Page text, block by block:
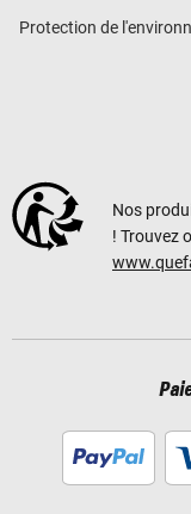
Protection de
Nos
! Trouvez